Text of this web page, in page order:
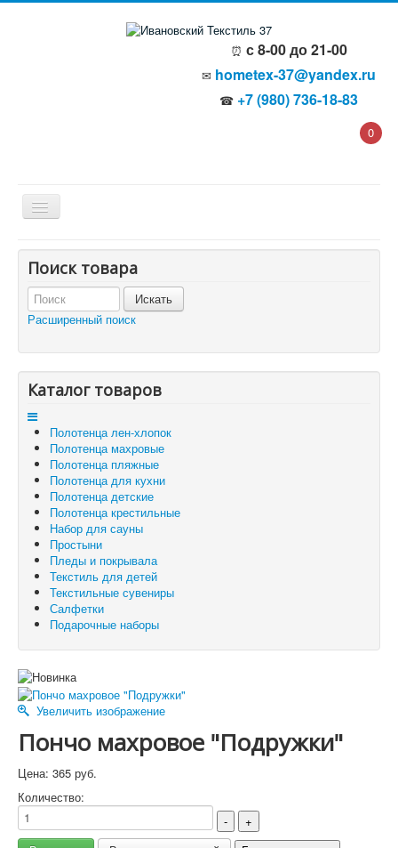
⏰ с 8-00 до 21-00
✉ hometex-37@yandex.ru
☎ +7 (980) 736-18-83
0
О компании
Политика безопасности
Пользовательское соглашение
Каталог товаров
Отзывы и предложения
Контакты
Корзина
Отложенные товары
Вы здесь: Главная
Полотенца детские
Пончо махровое "Подружки"
Поиск товара
Расширенный поиск
Каталог товаров
Полотенца лен-хлопок
Полотенца махровые
Полотенца пляжные
Полотенца для кухни
Полотенца детские
Полотенца крестильные
Набор для сауны
Простыни
Пледы и покрывала
Текстиль для детей
Текстильные сувениры
Салфетки
Подарочные наборы
Увеличить изображение
Пончо махровое "Подружки"
Цена: 365 руб.
Количество: